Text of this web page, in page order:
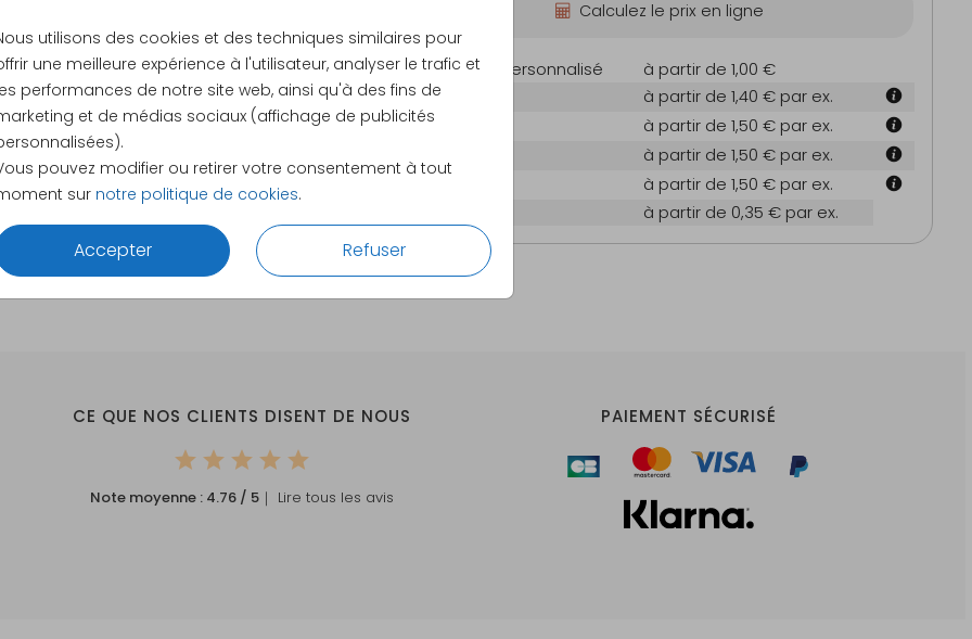
utilisons des cookies et des techniques similaires pour
une meilleure expérience à l'utilisateur, analyser le trafic et
performances de notre site web, ainsi qu'à des fins de
et de médias sociaux (affichage de publicités
pouvez modifier ou retirer votre consentement à tout
sur notre politique de cookies.
Accepter Refuser
Calculez le prix en ligne
Échantillon personnalisé
à partir de 1,00 €
11 × 11 cm
à partir de 1,40 € par ex.
12 × 12 cm
à partir de 1,50 € par ex.
à partir de 1,50 € par ex.
à partir de 1,50 € par ex.
à partir de 0,35 € par ex.
CE QUE NOS CLIENTS DISENT DE NOUS
Note moyenne : 4.76 / 5 ｜ Lire tous les avis
PAIEMENT SÉCURISÉ